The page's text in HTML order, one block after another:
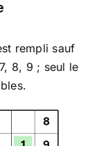
rempli sauf
8, 9 ; seul le